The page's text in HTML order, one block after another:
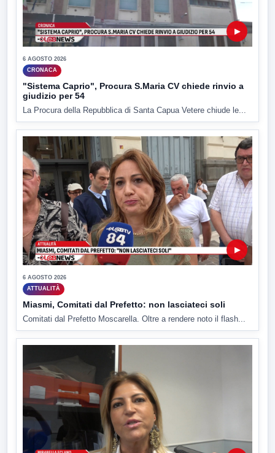
▶
6 AGOSTO 2026
CRONACA
"Sistema Caprio", Procura S.Maria CV chiede rinvio a
giudizio per 54
La Procura della Repubblica di Santa Capua Vetere chiude le...
▶
6 AGOSTO 2026
ATTUALITÀ
Miasmi, Comitati dal Prefetto: non lasciateci soli
Comitati dal Prefetto Moscarella. Oltre a rendere noto il flash...